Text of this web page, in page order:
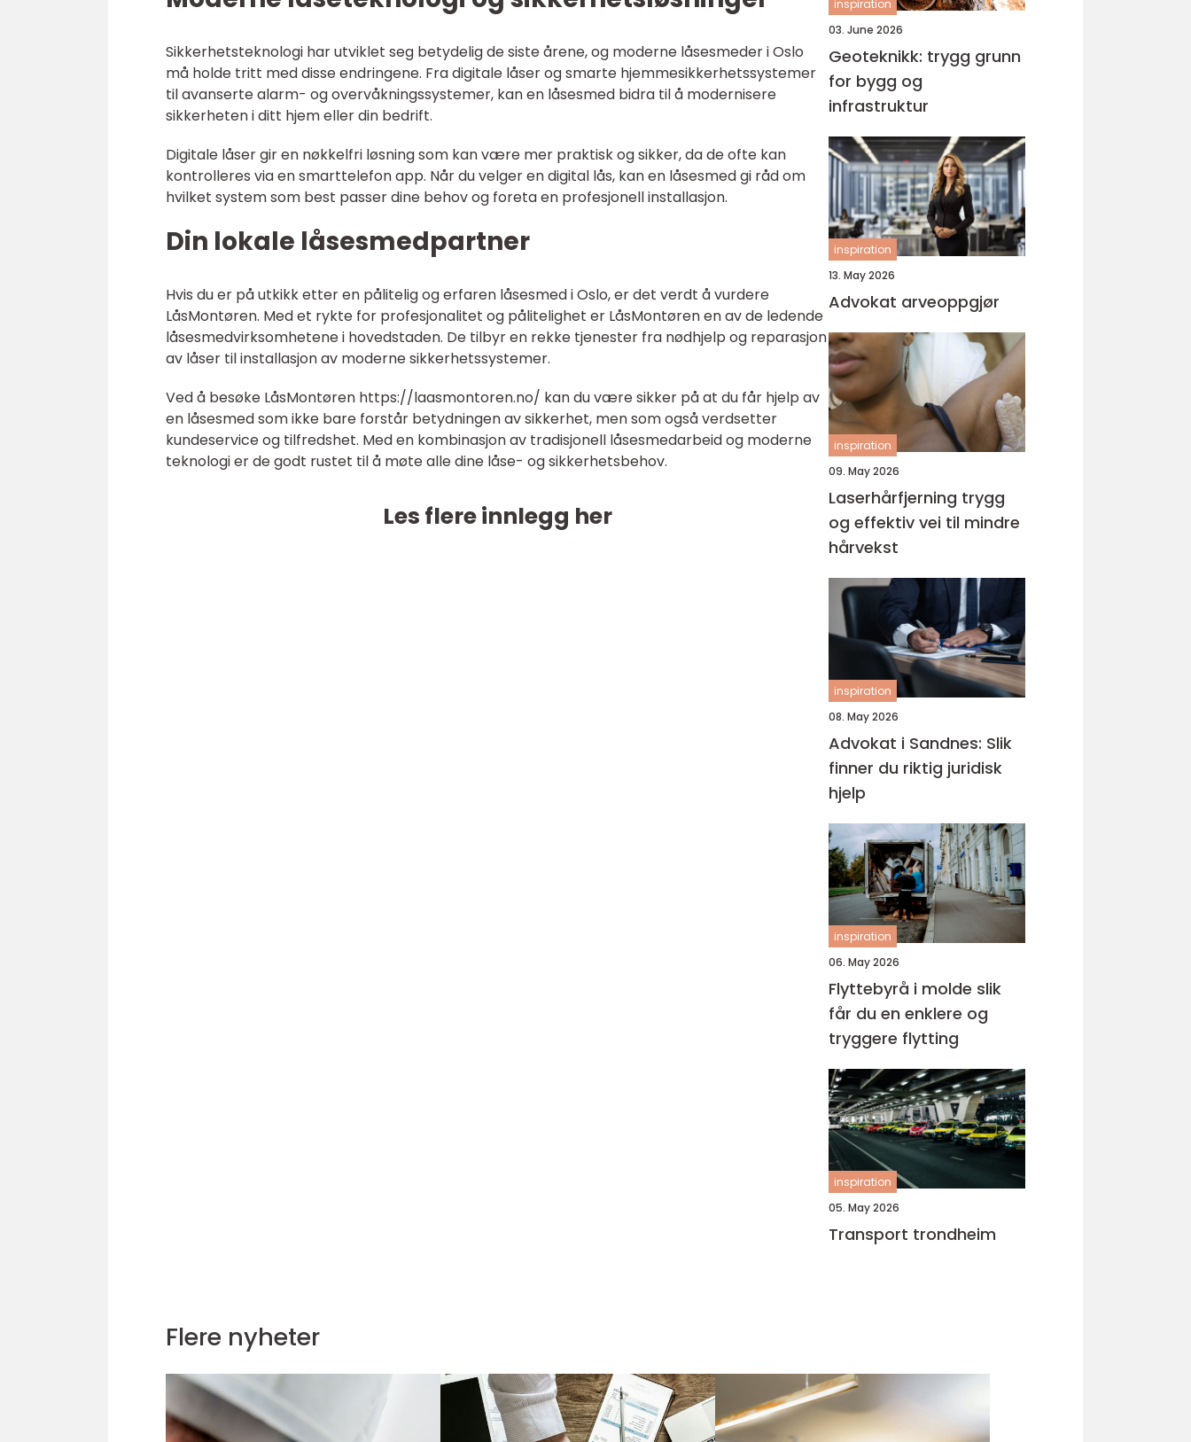
Sikkerhetsteknologi har utviklet seg betydelig de siste årene, og moderne låsesmeder i Oslo
må holde tritt med disse endringene. Fra digitale låser og smarte hjemmesikkerhetssystemer
til avanserte alarm- og overvåkningssystemer, kan en låsesmed bidra til å modernisere
sikkerheten i ditt hjem eller din bedrift.
Digitale låser gir en nøkkelfri løsning som kan være mer praktisk og sikker, da de ofte kan
kontrolleres via en smarttelefon app. Når du velger en digital lås, kan en låsesmed gi råd om
hvilket system som best passer dine behov og foreta en profesjonell installasjon.
Din lokale låsesmedpartner
Hvis du er på utkikk etter en pålitelig og erfaren låsesmed i Oslo, er det verdt å vurdere
LåsMontøren. Med et rykte for profesjonalitet og pålitelighet er LåsMontøren en av de ledende
låsesmedvirksomhetene i hovedstaden. De tilbyr en rekke tjenester fra nødhjelp og reparasjon
av låser til installasjon av moderne sikkerhetssystemer.
Ved å besøke LåsMontøren https://laasmontoren.no/ kan du være sikker på at du får hjelp av
en låsesmed som ikke bare forstår betydningen av sikkerhet, men som også verdsetter
kundeservice og tilfredshet. Med en kombinasjon av tradisjonell låsesmedarbeid og moderne
teknologi er de godt rustet til å møte alle dine låse- og sikkerhetsbehov.
Les flere innlegg her
inspiration
03. June 2026
Geoteknikk: trygg grunn
for bygg og
infrastruktur
inspiration
13. May 2026
Advokat arveoppgjør
inspiration
09. May 2026
Laserhårfjerning trygg
og effektiv vei til mindre
hårvekst
inspiration
08. May 2026
Advokat i Sandnes: Slik
finner du riktig juridisk
hjelp
inspiration
06. May 2026
Flyttebyrå i molde slik
får du en enklere og
tryggere flytting
inspiration
05. May 2026
Transport trondheim
Flere nyheter